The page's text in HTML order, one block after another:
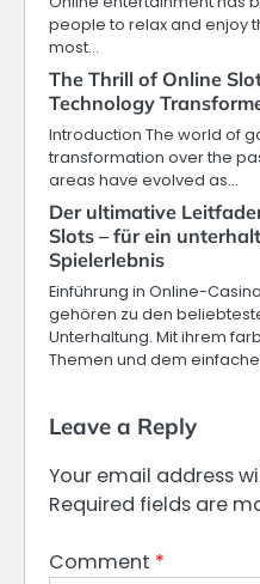
people to relax and enjoy
most…
The Thrill of Online
Technology
Introduction The world of
transformation over the
areas have evolved as…
Der ultimative
Slots – für ein
Spielerlebnis
Einführung in Online-
gehören zu den
Unterhaltung. Mit ihrem
Themen und dem
Leave a Reply
Your email address
Required fields are
Comment *